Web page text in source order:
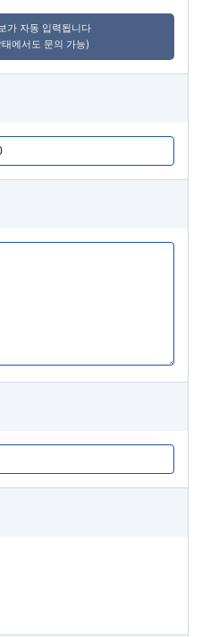
가 자동 입력됩니다
에서도 문의 가능)